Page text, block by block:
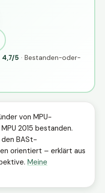
4,7/5 · Bestanden-oder-
von MPU-
2015 bestanden.
BASt-
orientiert – erklärt aus
Meine